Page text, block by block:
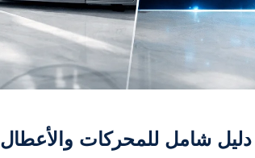
شامل للمحركات والأعطال